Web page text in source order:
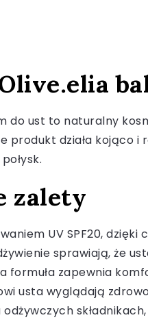
do ust to naturalny
produkt działa
zalety
UV SPF20,
sprawiają, że
formuła zapewnia
usta wyglądają